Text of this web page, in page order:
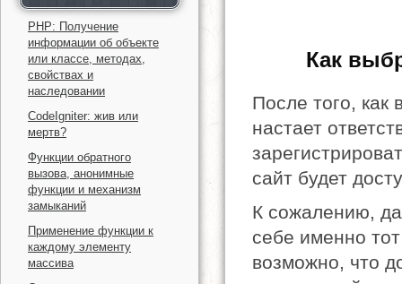
PHP: Получение
информации об объекте
или классе, методах,
свойствах и
наследовании
CodeIgniter: жив или
мертв?
Функции обратного
вызова, анонимные
функции и механизм
замыканий
Применение функции к
каждому элементу
массива
Как
После того, как
настает
сайт будет
К сожалению,
себе именно
возможно, что